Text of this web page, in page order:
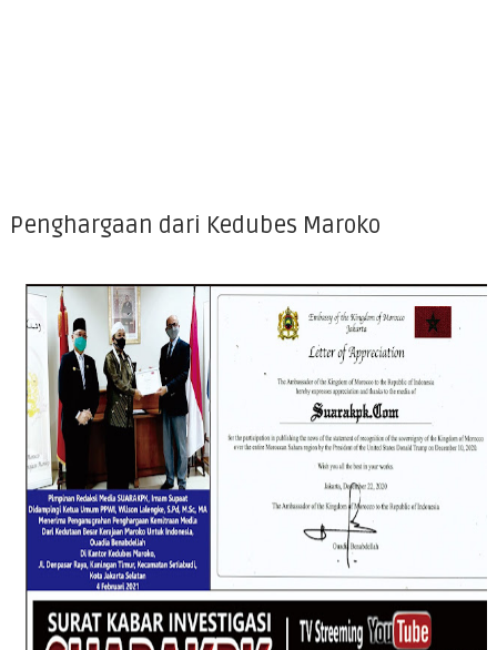
Penghargaan dari Kedubes Maroko